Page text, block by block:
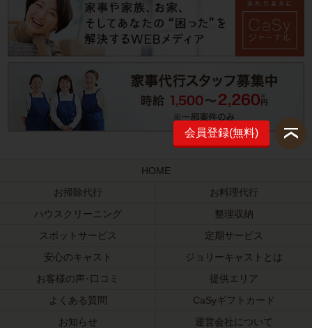
会員登録(無料)
HOME
お掃除代行
お料理代行
ハウスクリーニング
整理収納
スポットサービス
定期サービス
安心のキャスト
ジョリーキャストとは
お客様の声･口コミ
提供エリア
よくある質問
CaSyギフトカード
お知らせ
運営会社について